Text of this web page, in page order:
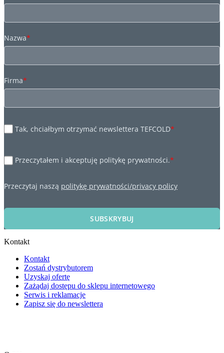
Nazwa*
Firma*
Tak, chciałbym otrzymać newslettera TEFCOLD*
Przeczytałem i akceptuję politykę prywatności.*
Przeczytaj naszą politykę prywatności/privacy policy
SUBSKRYBUJ
Kontakt
Kontakt
Zostań dystrybutorem
Uzyskaj ofertę
Zażądaj dostępu do sklepu internetowego
Serwis i reklamacje
Zapisz się do newslettera